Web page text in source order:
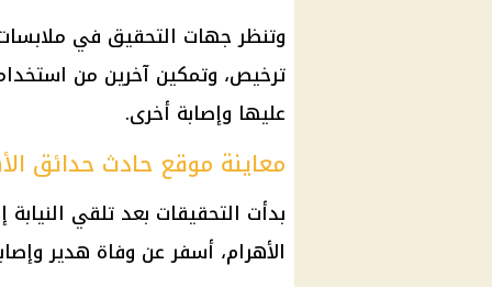
وتنظر جهات التحقيق في ملابسات
ترخيص، وتمكين آخرين من
عليها وإصابة أخرى.
معاينة موقع حادث حدائق
بدأت التحقيقات بعد تلقي
الأهرام، أسفر عن وفاة هدير